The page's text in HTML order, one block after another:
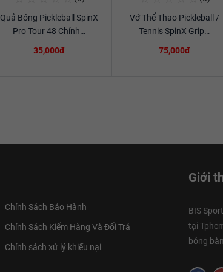
Xem chi tiết
Quả Bóng Pickleball SpinX
Pro Tour 48 Chính…
35,000đ
Vớ Thể Thao Pickleball /
Tennis SpinX Grip…
75,000đ
Chính Sách Bảo Hành
Chính Sách Kiểm Hàng Và Đổi Trả
Chính sách xử lý khiếu nại
Giới
BIS
tại
bóng